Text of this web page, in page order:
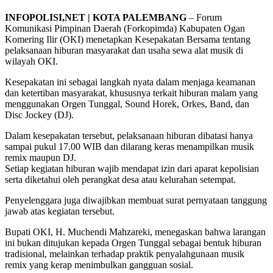
INFOPOLISI,NET | KOTA PALEMBANG – Forum
Komunikasi Pimpinan Daerah (Forkopimda) Kabupaten Ogan
Komering Ilir (OKI) menetapkan Kesepakatan Bersama tentang
pelaksanaan hiburan masyarakat dan usaha sewa alat musik di
wilayah OKI.
Kesepakatan ini sebagai langkah nyata dalam menjaga keamanan
dan ketertiban masyarakat, khususnya terkait hiburan malam yang
menggunakan Orgen Tunggal, Sound Horek, Orkes, Band, dan
Disc Jockey (DJ).
Dalam kesepakatan tersebut, pelaksanaan hiburan dibatasi hanya
sampai pukul 17.00 WIB dan dilarang keras menampilkan musik
remix maupun DJ.
Setiap kegiatan hiburan wajib mendapat izin dari aparat kepolisian
serta diketahui oleh perangkat desa atau kelurahan setempat.
Penyelenggara juga diwajibkan membuat surat pernyataan tanggung
jawab atas kegiatan tersebut.
Bupati OKI, H. Muchendi Mahzareki, menegaskan bahwa larangan
ini bukan ditujukan kepada Orgen Tunggal sebagai bentuk hiburan
tradisional, melainkan terhadap praktik penyalahgunaan musik
remix yang kerap menimbulkan gangguan sosial.